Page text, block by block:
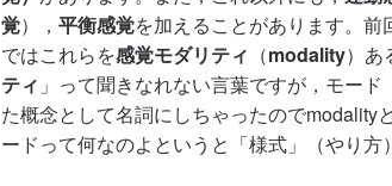
覚）， 平衡感覚を加えることがあります。
ではこれらを感覚モダリティ （modality）あ
ティ 」って聞きなれない言葉ですが，モー
た概念として名詞にしちゃったのでmodality
ードって何なのよというと「様式」（やり方